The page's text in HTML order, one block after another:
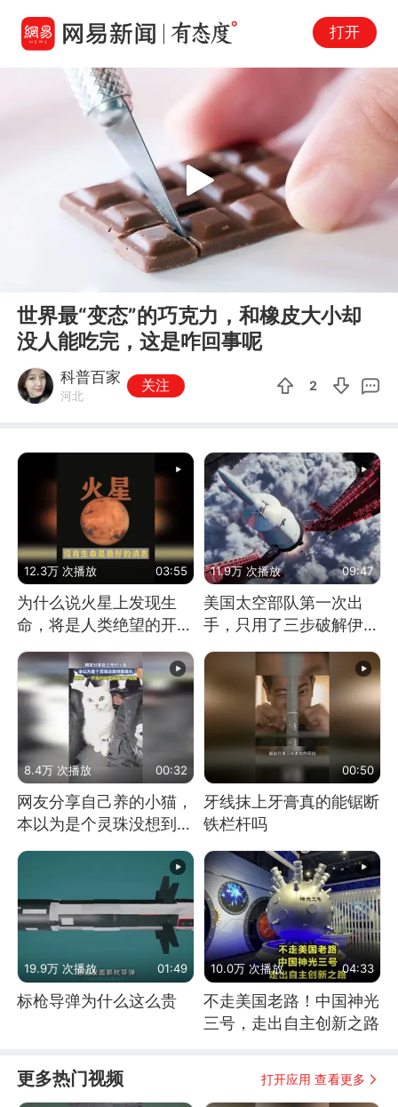
打开
Play
世界最“变态”的巧克力，和橡皮大小却
没人能吃完，这是咋回事呢
科普百家
河北
关注 2
12.3万 次播放 03:55
为什么说火星上发现生
命，将是人类绝望的开
始？
11.9万 次播放 09:47
美国太空部队第一次出
手，只用了三步破解伊朗
防空
8.4万 次播放 00:32
网友分享自己养的小猫，
本以为是个灵珠没想到是
00:50
牙线抹上牙膏真的能锯断
铁栏杆吗
19.9万 次播放 01:49
标枪导弹为什么这么贵
10.0万 次播放 04:33
不走美国老路！中国神光
三号，走出自主创新之路
更多热门视频 打开应用 查看更多